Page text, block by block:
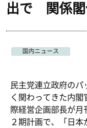
出で 関係閣
国内ニュース
民主党連立政府の
く関わってきた内
際経営企画部長が
２期計画で、「日